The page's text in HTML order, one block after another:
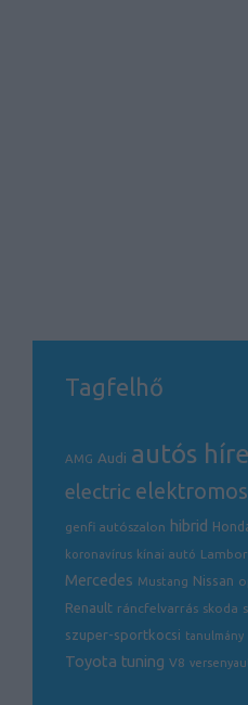
Tagfelhő
AMG Audi autós
electric
genfi autószalon hibrid
koronavírus kínai autó
Mercedes Mustang Nissan
Renault ráncfelvarrás skoda
szuper-sportkocsi tanulmány
Toyota tuning V8